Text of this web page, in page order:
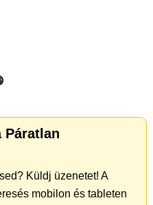
Páratlan
Küldj üzenetet! A
mobilon és tableten